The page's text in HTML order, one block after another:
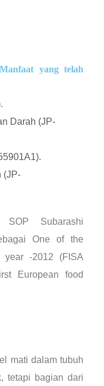
yang telah
Darah (JP-
(JP-
Subarashi
One of the
year -2012 (FISA
European food
mati dalam tubuh
tetapi bagian dari